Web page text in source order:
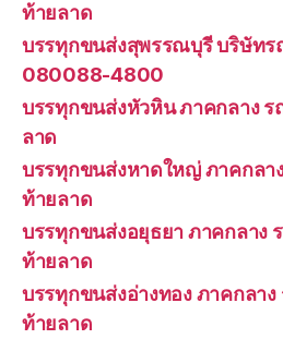
ท้ายลาด
บรรทุกขนส่งสุพรรณบุรี บริษัทร
080088-4800
บรรทุกขนส่งหัวหิน ภาคกลาง ร
ลาด
บรรทุกขนส่งหาดใหญ่ ภาคกลาง
ท้ายลาด
บรรทุกขนส่งอยุธยา ภาคกลาง ร
ท้ายลาด
บรรทุกขนส่งอ่างทอง ภาคกลาง
ท้ายลาด